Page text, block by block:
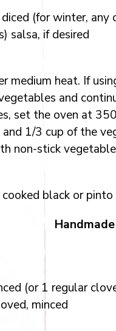
(for winter,
salsa, if desired
medium heat. If
and
set the oven at
1/3 cup of the
non-stick
black or
(or 1 regular
minced